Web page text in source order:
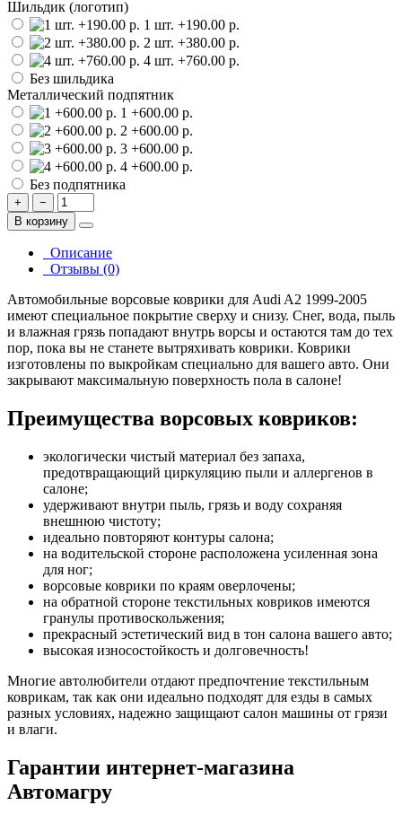
Шильдик (логотип)
1 шт. +190.00 р.
2 шт. +380.00 р.
4 шт. +760.00 р.
Без шильдика
Металлический подпятник
1 +600.00 р.
2 +600.00 р.
3 +600.00 р.
4 +600.00 р.
Без подпятника
+
−
В корзину
Описание
Отзывы (0)
Автомобильные ворсовые коврики для Audi A2 1999-2005
имеют специальное покрытие сверху и снизу. Снег, вода, пыль
и влажная грязь попадают внутрь ворсы и остаются там до тех
пор, пока вы не станете вытряхивать коврики. Коврики
изготовлены по выкройкам специально для вашего авто. Они
закрывают максимальную поверхность пола в салоне!
Преимущества ворсовых ковриков:
экологически чистый материал без запаха,
предотвращающий циркуляцию пыли и аллергенов в
салоне;
удерживают внутри пыль, грязь и воду сохраняя
внешнюю чистоту;
идеально повторяют контуры салона;
на водительской стороне расположена усиленная зона
для ног;
ворсовые коврики по краям оверлочены;
на обратной стороне текстильных ковриков имеются
гранулы противоскольжения;
прекрасный эстетический вид в тон салона вашего авто;
высокая износостойкость и долговечность!
Многие автолюбители отдают предпочтение текстильным
коврикам, так как они идеально подходят для езды в самых
разных условиях, надежно защищают салон машины от грязи
и влаги.
Гарантии интернет-магазина
Автомагру